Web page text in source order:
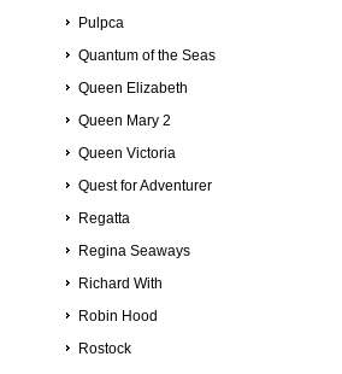
Pulpca
Quantum of the Seas
Queen Elizabeth
Queen Mary 2
Queen Victoria
Quest for Adventurer
Regatta
Regina Seaways
Richard With
Robin Hood
Rostock